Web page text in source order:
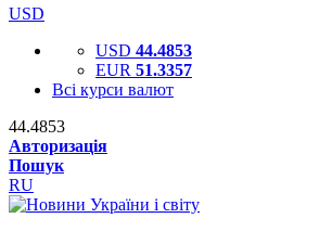
USD
USD 44.4853
EUR 51.3357
Всі курси валют
44.4853
Авторизація
Пошук
RU